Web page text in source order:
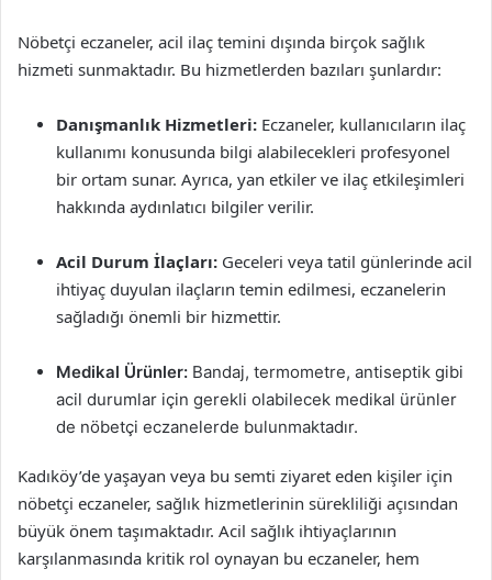
Nöbetçi eczaneler, acil ilaç temini dışında birçok sağlık
hizmeti sunmaktadır. Bu hizmetlerden bazıları şunlardır:
Danışmanlık Hizmetleri: Eczaneler, kullanıcıların ilaç
kullanımı konusunda bilgi alabilecekleri profesyonel
bir ortam sunar. Ayrıca, yan etkiler ve ilaç etkileşimleri
hakkında aydınlatıcı bilgiler verilir.
Acil Durum İlaçları: Geceleri veya tatil günlerinde acil
ihtiyaç duyulan ilaçların temin edilmesi, eczanelerin
sağladığı önemli bir hizmettir.
Medikal Ürünler: Bandaj, termometre, antiseptik gibi
acil durumlar için gerekli olabilecek medikal ürünler
de nöbetçi eczanelerde bulunmaktadır.
Kadıköy’de yaşayan veya bu semti ziyaret eden kişiler için
nöbetçi eczaneler, sağlık hizmetlerinin sürekliliği açısından
büyük önem taşımaktadır. Acil sağlık ihtiyaçlarının
karşılanmasında kritik rol oynayan bu eczaneler, hem